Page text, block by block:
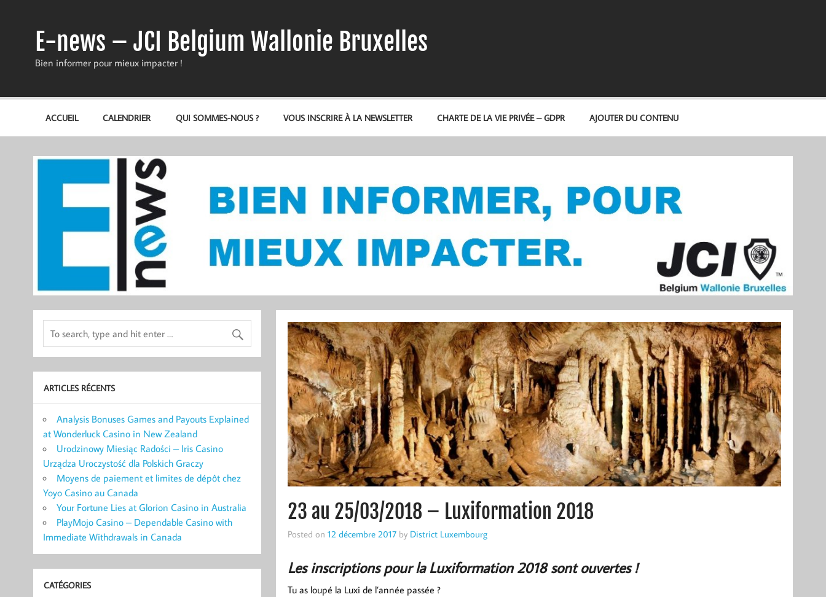
E-news – JCI Belgium Wallonie Bruxelles
Bien informer pour mieux impacter !
ACCUEIL CALENDRIER QUI SOMMES-NOUS ? VOUS INSCRIRE À LA NEWSLETTER CHARTE DE LA VIE PRIVÉE – GDPR AJOUTER DU CONTENU
23 au 25/03/2018 – Luxiformation 2018
Posted on 12 décembre 2017by District Luxembourg
Les inscriptions pour la Luxiformation 2018 sont ouvertes !
Tu as loupé la Luxi de l’année passée ?
ARTICLES RÉCENTS
Analysis Bonuses Games and Payouts Explained
at Wonderluck Casino in New Zealand
Urodzinowy Miesiąc Radości – Iris Casino
Urządza Uroczystość dla Polskich Graczy
Moyens de paiement et limites de dépôt chez
Yoyo Casino au Canada
Your Fortune Lies at Glorion Casino in Australia
PlayMojo Casino – Dependable Casino with
Immediate Withdrawals in Canada
CATÉGORIES